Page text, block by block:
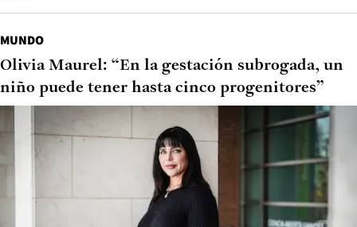
MUNDO
Olivia Maurel: “En la gestación subrogada, un
niño puede tener hasta cinco progenitores”